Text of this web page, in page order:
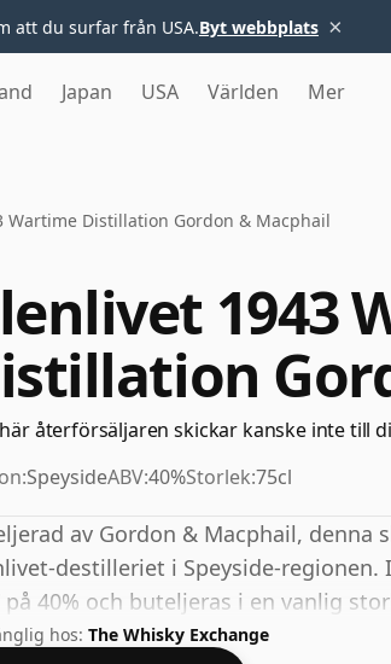
att du surfar från USA.Byt webbplats ×
Japan USA Världen Mer
Wartime Distillation Gordon & Macphail
1943
återförsäljaren skickar kanske inte till
SpeysideABV:40%Storlek:75cl
av Gordon & Macphail, denna
destilleriet i Speyside-
på 40% och buteljeras i en vanlig
hos: The Whisky Exchange